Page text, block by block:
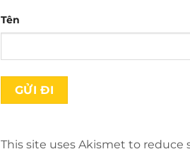
Tên
This site uses Akismet to reduce